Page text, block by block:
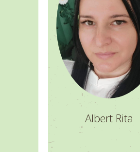
Albert Rita